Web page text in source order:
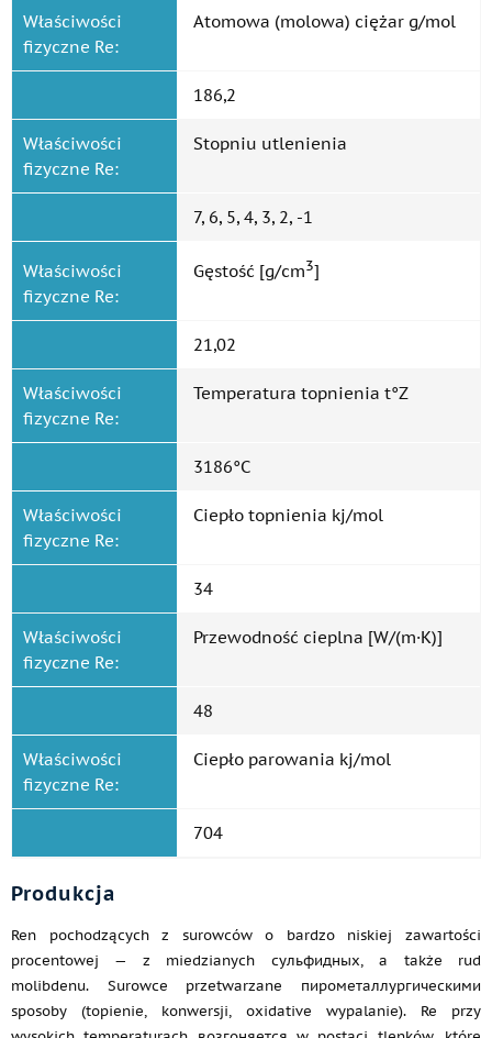
Właściwości
fizyczne Re:
Atomowa (molowa) ciężar g/mol
186,2
Właściwości
fizyczne Re:
Stopniu utlenienia
7, 6, 5, 4, 3, 2, -1
Właściwości
fizyczne Re:
Gęstość [g/cm3]
21,02
Właściwości
fizyczne Re:
Temperatura topnienia t°Z
3186°C
Właściwości
fizyczne Re:
Ciepło topnienia kj/mol
34
Właściwości
fizyczne Re:
Przewodność cieplna [W/(m·K)]
48
Właściwości
fizyczne Re:
Ciepło parowania kj/mol
704
Produkcja
Ren pochodzących z surowców o bardzo niskiej zawartości
procentowej — z miedzianych сульфидных, a także rud
molibdenu. Surowce przetwarzane пирометаллургическими
sposoby (topienie, konwersji, oxidative wypalanie). Re przy